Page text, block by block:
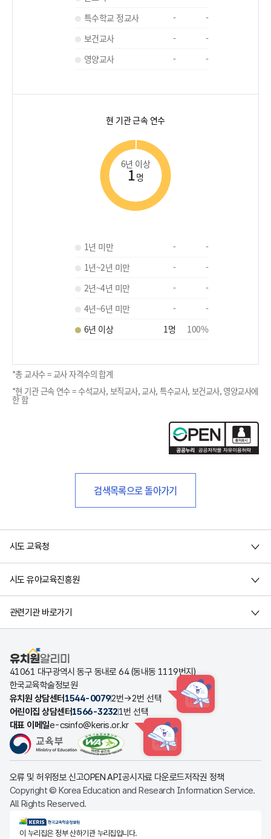
특수학교 정교사
-
-
보건교사
-
-
영양교사
- -
현 기관 근속 연수
6년 이상
1명
1년 미만 -
-
1년~2년 미만
-
-
2년~4년 미만
-
-
4년~6년 미만
-
-
6년 이상
1명 100%
*총 교사수 = 교사 자격수의 합계
*현 기관 근속 연수 = 수석교사, 보직교사, 교사, 특수교사, 보건교사, 영양교사에
한 함
검색목록으로 돌아가기
시도 교육청
시도 유아교육진흥원
관련기관 바로가기
유치원알리미
41061 대구광역시 동구 동내로 64 (동내동 1119번지)
한국교육학술정보원
유치원 상담센터 1544-00792번→2번 선택 HINT
어린이집 상담센터1566-32321번 선택
대표 이메일e-csinfo@keris.or.kr
HINT
오류 및 허위정보 신고OPEN API공시자료 다운로드저작권 정책
Copyright © Korea Education and Research Information Service.
All Rights Reserved.
KERIS한국교육학술정보원
이 누리집은 정부 산하기관 누리집입니다.